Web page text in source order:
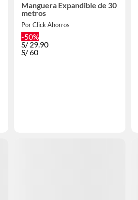
Manguera Expandible de 30
metros
Por Click Ahorros
-50%
S/29.90
S/60